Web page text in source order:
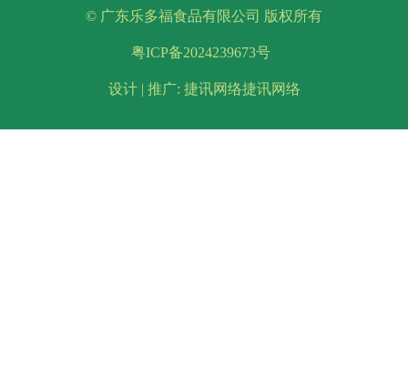
© 广东乐多福食品有限公司 版权所有
粤ICP备2024239673号
设计 | 推广: 捷讯网络捷讯网络